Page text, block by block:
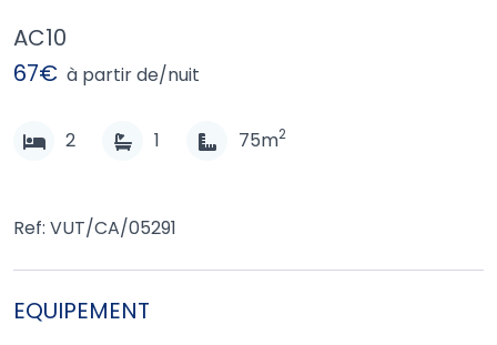
AC10
2 1 75m2
Ref: VUT/CA/05291
EQUIPEMENT
67€ à partir de/nuit